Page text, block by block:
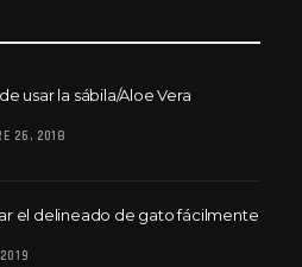
usar la sábila/Aloe Vera
26, 2018
el delineado de gato fácilmente